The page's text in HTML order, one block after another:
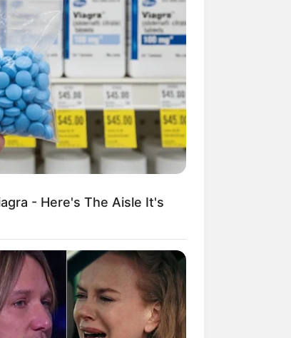
- Here's The Aisle It's